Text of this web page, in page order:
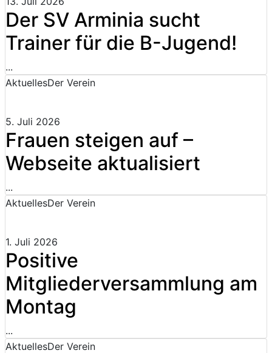
Der SV Arminia sucht
Trainer für die B-Jugend!
...
AktuellesDer Verein
5. Juli 2026
Frauen steigen auf –
Webseite aktualisiert
...
AktuellesDer Verein
1. Juli 2026
Positive
Mitgliederversammlung am
Montag
...
AktuellesDer Verein